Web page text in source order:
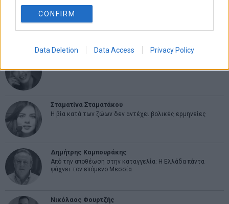
CONFIRM
Data Deletion Data Access Privacy Policy
Ελευθερία Κούρταλη
Σταματίνα Σταματάκου
Η βία κατά των ζώων δεν αντέχει βολικές ερμηνείες
Δημήτρης Καμπουράκης
Από την αποθέωση στην καταγγελία: Η Ελλάδα πάντα
ψάχνει τον επόμενο Μεσσία
Νικόλαος Φουρτζής